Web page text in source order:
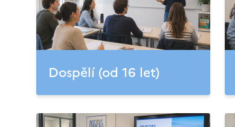
Dospělí (od 16 let)